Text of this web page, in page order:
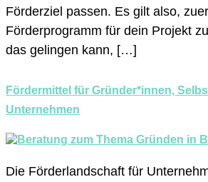
Förderziel passen. Es gilt also,
Förderprogramm für dein Projekt
das gelingen kann, […]
Fördermittel für Gründer*innen,
Unternehmen
Die Förderlandschaft für